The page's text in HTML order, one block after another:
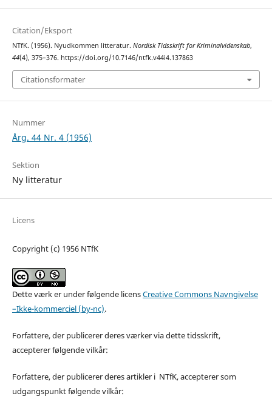
Citation/Eksport
NTfK. (1956). Nyudkommen litteratur. Nordisk Tidsskrift for Kriminalvidenskab,
44(4), 375–376. https://doi.org/10.7146/ntfk.v44i4.137863
Citationsformater
Nummer
Årg. 44 Nr. 4 (1956)
Sektion
Ny litteratur
Licens
Copyright (c) 1956 NTfK
Dette værk er under følgende licensCreative Commons Navngivelse
–Ikke-kommerciel (by-nc).
Forfattere, der publicerer deres værker via dette tidsskrift,
accepterer følgende vilkår:
Forfattere, der publicerer deres artikler i NTfK, accepterer som
udgangspunkt følgende vilkår: